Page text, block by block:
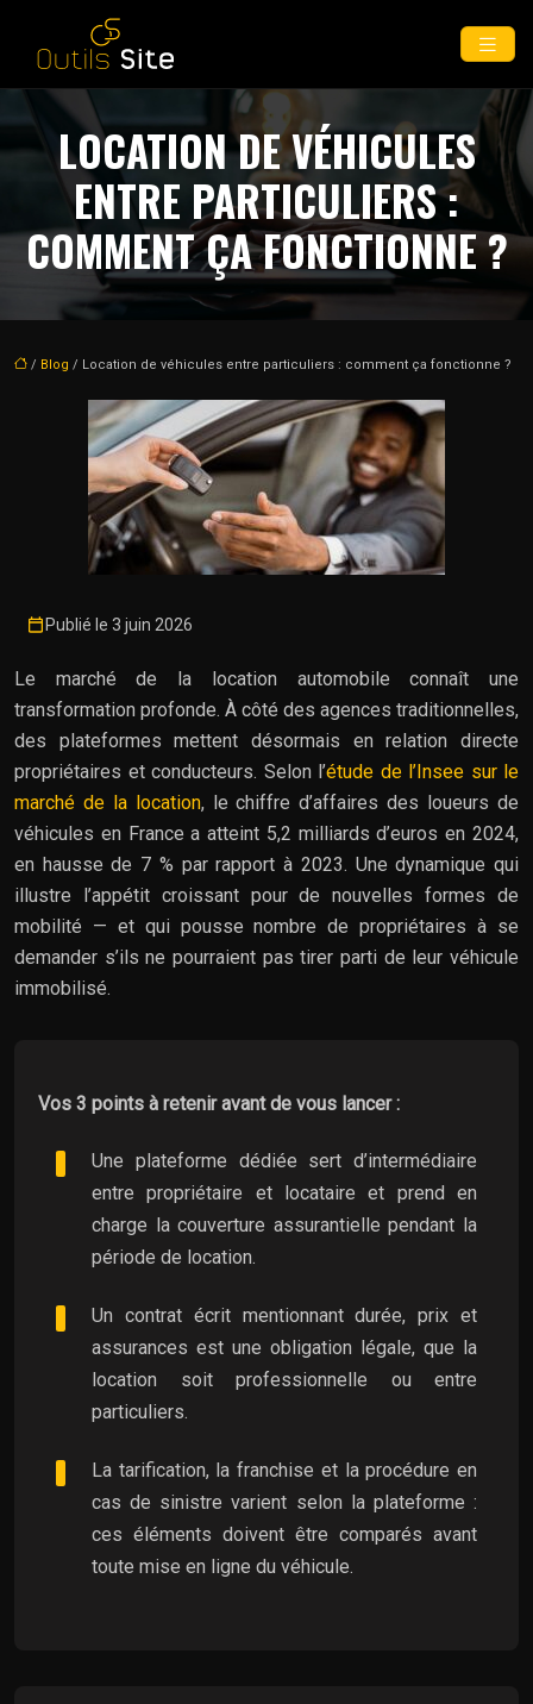
LOCATION DE VÉHICULES
ENTRE PARTICULIERS :
COMMENT ÇA FONCTIONNE ?
/ Blog / Location de véhicules entre particuliers : comment ça fonctionne ?
Publié le 3 juin 2026
Le marché de la location automobile connaît une
transformation profonde. À côté des agences traditionnelles,
des plateformes mettent désormais en relation directe
propriétaires et conducteurs. Selon l’étude de l’Insee sur le
marché de la location, le chiffre d’affaires des loueurs de
véhicules en France a atteint 5,2 milliards d’euros en 2024,
en hausse de 7 % par rapport à 2023. Une dynamique qui
illustre l’appétit croissant pour de nouvelles formes de
mobilité — et qui pousse nombre de propriétaires à se
demander s’ils ne pourraient pas tirer parti de leur véhicule
immobilisé.
Vos 3 points à retenir avant de vous lancer :
Une plateforme dédiée sert d’intermédiaire
entre propriétaire et locataire et prend en
charge la couverture assurantielle pendant la
période de location.
Un contrat écrit mentionnant durée, prix et
assurances est une obligation légale, que la
location soit professionnelle ou entre
particuliers.
La tarification, la franchise et la procédure en
cas de sinistre varient selon la plateforme :
ces éléments doivent être comparés avant
toute mise en ligne du véhicule.